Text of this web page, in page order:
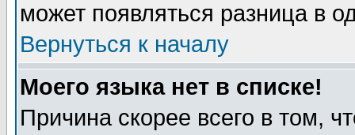
может появляться разница в
Вернуться к началу
Моего языка нет в списке!
Причина скорее всего в том,